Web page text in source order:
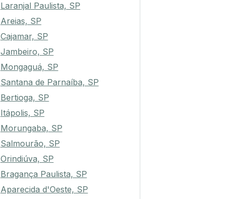
Laranjal Paulista, SP
Areias, SP
Cajamar, SP
Jambeiro, SP
Mongaguá, SP
Santana de Parnaíba, SP
Bertioga, SP
Itápolis, SP
Morungaba, SP
Salmourão, SP
Orindiúva, SP
Bragança Paulista, SP
Aparecida d'Oeste, SP